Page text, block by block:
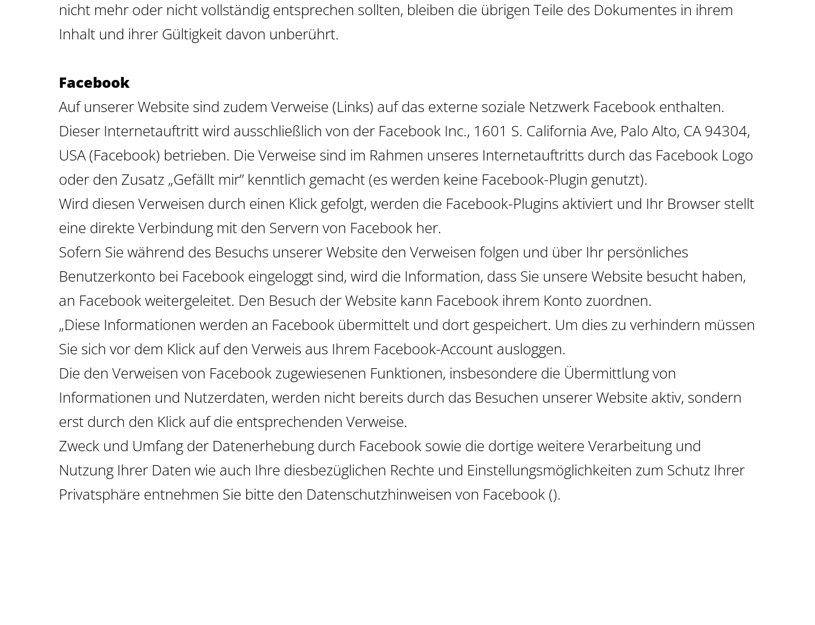
nicht mehr oder nicht vollständig entsprechen sollten, bleiben die übrigen Teile des Dokumentes in ihrem
Inhalt und ihrer Gültigkeit davon unberührt.
Facebook
Auf unserer Website sind zudem Verweise (Links) auf das externe soziale Netzwerk Facebook enthalten.
Dieser Internetauftritt wird ausschließlich von der Facebook Inc., 1601 S. California Ave, Palo Alto, CA 94304,
USA (Facebook) betrieben. Die Verweise sind im Rahmen unseres Internetauftritts durch das Facebook Logo
oder den Zusatz „Gefällt mir” kenntlich gemacht (es werden keine Facebook-Plugin genutzt).
Wird diesen Verweisen durch einen Klick gefolgt, werden die Facebook-Plugins aktiviert und Ihr Browser stellt
eine direkte Verbindung mit den Servern von Facebook her.
Sofern Sie während des Besuchs unserer Website den Verweisen folgen und über Ihr persönliches
Benutzerkonto bei Facebook eingeloggt sind, wird die Information, dass Sie unsere Website besucht haben,
an Facebook weitergeleitet. Den Besuch der Website kann Facebook ihrem Konto zuordnen.
„Diese Informationen werden an Facebook übermittelt und dort gespeichert. Um dies zu verhindern müssen
Sie sich vor dem Klick auf den Verweis aus Ihrem Facebook-Account ausloggen.
Die den Verweisen von Facebook zugewiesenen Funktionen, insbesondere die Übermittlung von
Informationen und Nutzerdaten, werden nicht bereits durch das Besuchen unserer Website aktiv, sondern
erst durch den Klick auf die entsprechenden Verweise.
Zweck und Umfang der Datenerhebung durch Facebook sowie die dortige weitere Verarbeitung und
Nutzung Ihrer Daten wie auch Ihre diesbezüglichen Rechte und Einstellungsmöglichkeiten zum Schutz Ihrer
Privatsphäre entnehmen Sie bitte den Datenschutzhinweisen von Facebook ().